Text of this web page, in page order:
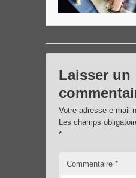
Laisser un
Votre adresse e-mail
Les champs
*
Commentaire *